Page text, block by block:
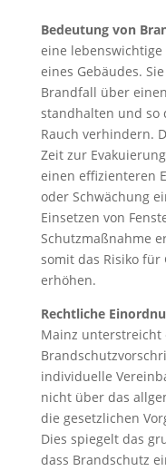
Bedeutung von
eine
eines Gebäudes.
Brandfall über
standhalten und so
Rauch verhindern.
Zeit zur
einen effizienteren
oder Schwächung
Einsetzen von
Schutzmaßnahme
somit das Risiko
erhöhen.
Rechtliche
Mainz unterstreicht
individuelle
nicht über das
die gesetzlichen
Dies spiegelt das
dass Brandschutz